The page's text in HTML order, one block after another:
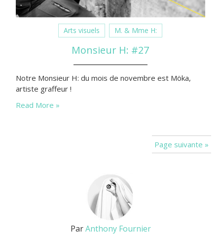
Arts visuels M. & Mme H:
Monsieur H: #27
Notre Monsieur H: du mois de novembre est Möka,
artiste graffeur !
Read More »
Page suivante »
ParAnthony Fournier